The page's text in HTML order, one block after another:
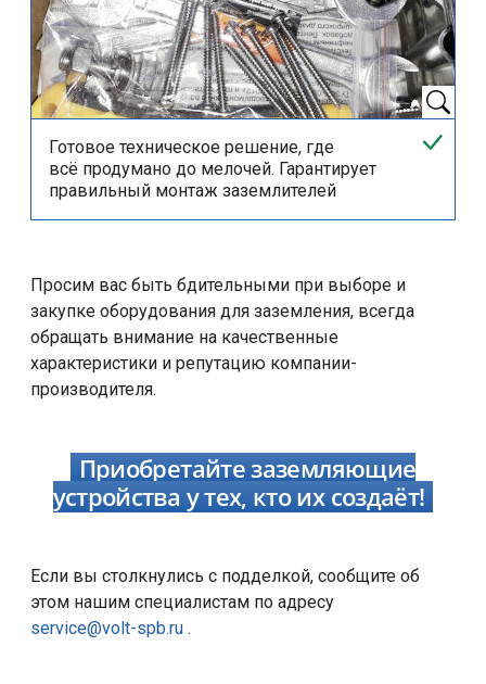
Готовое техническое решение, где
всё продумано до мелочей. Гарантирует
правильный монтаж заземлителей
Просим вас быть бдительными при выборе и
закупке оборудования для заземления, всегда
обращать внимание на качественные
характеристики и репутацию компании-
производителя.
Приобретайте заземляющие
устройства у тех, кто их создаёт!
Если вы столкнулись с подделкой, сообщите об
этом нашим специалистам по адресу
service@volt-spb.ru .